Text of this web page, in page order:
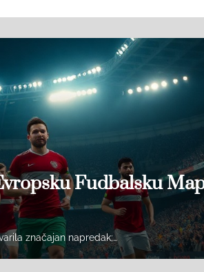
Fudbalsku
značajan napredak;…